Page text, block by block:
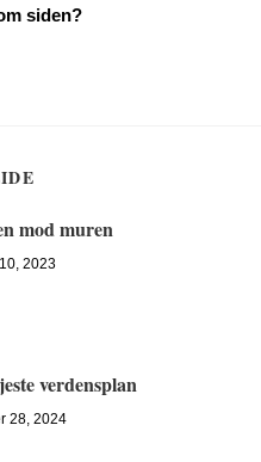
mod muren
2023
verdensplan
28, 2024